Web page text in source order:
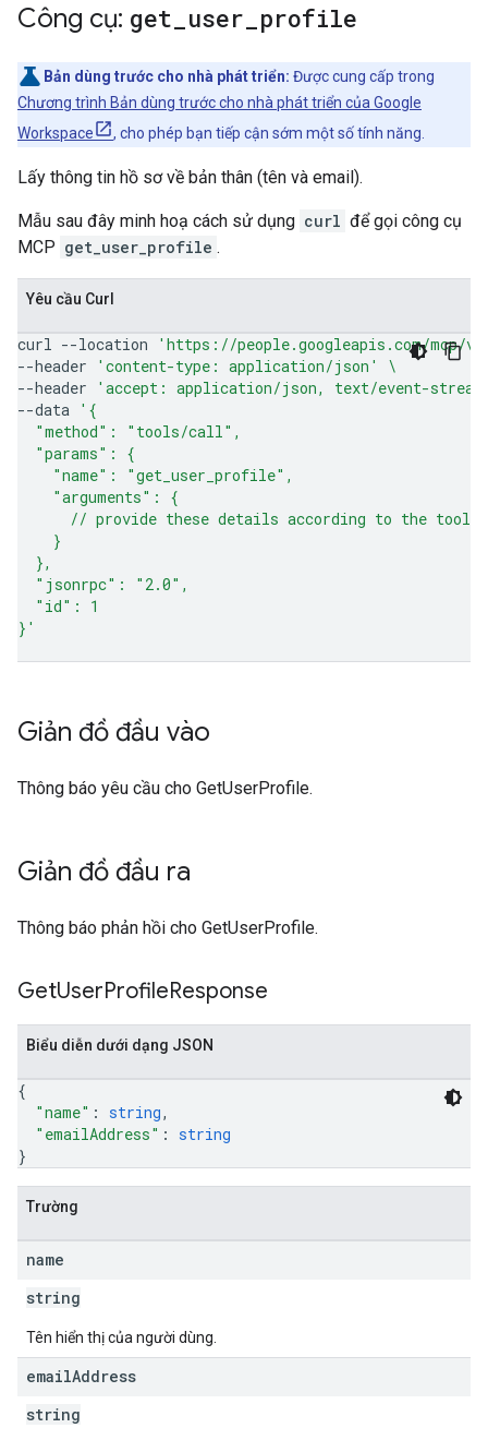
Công cụ: get user profile
Bản dùng trước cho nhà phát triển: Được cung cấp trong
Chương trình Bản dùng trước cho nhà phát triển của Google
Workspace
, cho phép bạn tiếp cận sớm một số tính năng.
Lấy thông tin hồ sơ về bản thân (tên và email).
Mẫu sau đây minh hoạ cách sử dụng curl để gọi công cụ
MCP get_user_profile .
Yêu cầu Curl
curl --location
'https://people.googleapis.com/mcp/
--header
'content-type: application/json'
\
--header
'accept: application/json, text/event-
--data '{
  "method": "tools/call",
  "params": {
    "name": "get_user_profile",
    "arguments": {
// provide these details according to the tool
    }
  },
  "jsonrpc": "2.0",
  "id": 1
}'
Giản đồ đầu vào
Thông báo yêu cầu cho GetUserProfile.
Giản đồ đầu ra
Thông báo phản hồi cho GetUserProfile.
GetUserProfileResponse
Biểu diễn dưới dạng JSON
{
"name" : string,
"emailAddress" : string
}
Trường
name
string
Tên hiển thị của người dùng.
emailAddress
string